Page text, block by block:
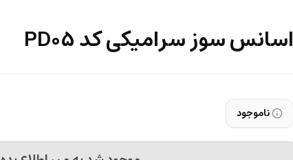
اسانس سوز سرامیکی کد PD05
ناموجود